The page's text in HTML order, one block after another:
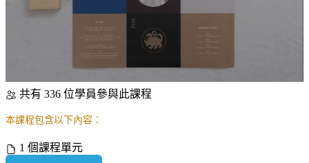
共有 336 位學員參與此課程
本課程包含以下內容：
1 個課程單元